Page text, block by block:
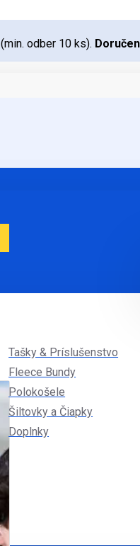
odber 10 ks).
Tašky & Príslušenstvo
Fleece Bundy
Polokošele
Šiltovky a Čiapky
Doplnky